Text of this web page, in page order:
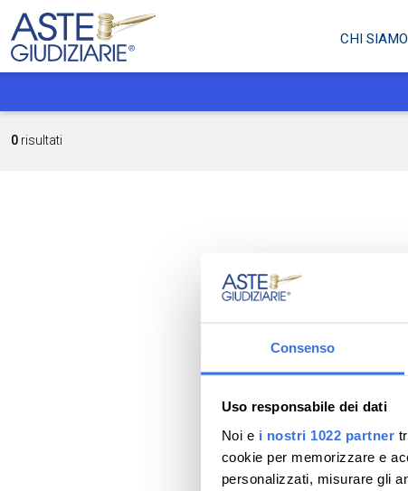
Consenso
Uso responsabile dei dati
Noi e i nostri 1022 partner
cookie per memorizzare e
personalizzati, misurare gli
CHI SIAMO
0 risultati